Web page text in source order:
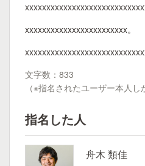
xxxxxxxxxxxxxxxxxxxxxxxx。
文字数：833
（※指名されたユーザー本人し
指名した人
舟木 類佳